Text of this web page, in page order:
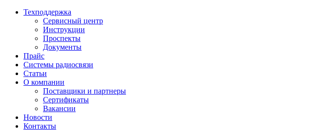
Техподдержка
Сервисный центр
Инструкции
Проспекты
Документы
Прайс
Системы радиосвязи
Статьи
О компании
Поставщики и партнеры
Cертификаты
Вакансии
Новости
Контакты